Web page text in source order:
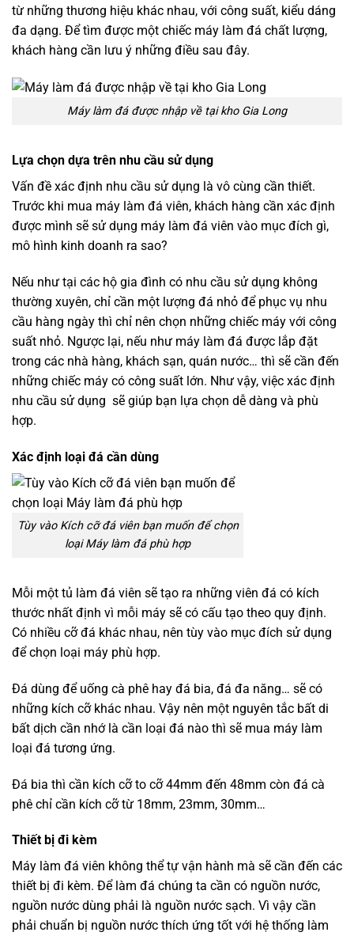
từ những thương hiệu khác nhau, với công suất, kiểu dáng
đa dạng. Để tìm được một chiếc máy làm đá chất lượng,
khách hàng cần lưu ý những điều sau đây.
Máy làm đá được nhập về tại kho Gia Long
Lựa chọn dựa trên nhu cầu sử dụng
Vấn đề xác định nhu cầu sử dụng là vô cùng cần thiết.
Trước khi mua máy làm đá viên, khách hàng cần xác định
được mình sẽ sử dụng máy làm đá viên vào mục đích gì,
mô hình kinh doanh ra sao?
Nếu như tại các hộ gia đình có nhu cầu sử dụng không
thường xuyên, chỉ cần một lượng đá nhỏ để phục vụ nhu
cầu hàng ngày thì chỉ nên chọn những chiếc máy với công
suất nhỏ. Ngược lại, nếu như máy làm đá được lắp đặt
trong các nhà hàng, khách sạn, quán nước… thì sẽ cần đến
những chiếc máy có công suất lớn. Như vậy, việc xác định
nhu cầu sử dụng sẽ giúp bạn lựa chọn dễ dàng và phù
hợp.
Xác định loại đá cần dùng
Tùy vào Kích cỡ đá viên bạn muốn để chọn
loại Máy làm đá phù hợp
Mỗi một tủ làm đá viên sẽ tạo ra những viên đá có kích
thước nhất định vì mỗi máy sẽ có cấu tạo theo quy định.
Có nhiều cỡ đá khác nhau, nên tùy vào mục đích sử dụng
để chọn loại máy phù hợp.
Đá dùng để uống cà phê hay đá bia, đá đa năng… sẽ có
những kích cỡ khác nhau. Vậy nên một nguyên tắc bất di
bất dịch cần nhớ là cần loại đá nào thì sẽ mua máy làm
loại đá tương ứng.
Đá bia thì cần kích cỡ to cỡ 44mm đến 48mm còn đá cà
phê chỉ cần kích cỡ từ 18mm, 23mm, 30mm…
Thiết bị đi kèm
Máy làm đá viên không thể tự vận hành mà sẽ cần đến các
thiết bị đi kèm. Để làm đá chúng ta cần có nguồn nước,
nguồn nước dùng phải là nguồn nước sạch. Vì vậy cần
phải chuẩn bị nguồn nước thích ứng tốt với hệ thống làm